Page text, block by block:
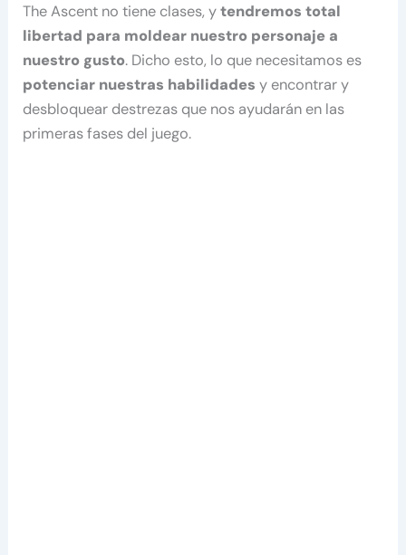
The Ascent no tiene clases, ytendremos total
libertad para moldear nuestro personaje a
nuestro gusto. Dicho esto, lo que necesitamos es
potenciar nuestras habilidades y encontrar y
desbloquear destrezas que nos ayudarán en las
primeras fases del juego.